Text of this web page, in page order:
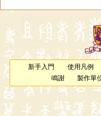
新手入門 使用凡例
鳴謝
製作單